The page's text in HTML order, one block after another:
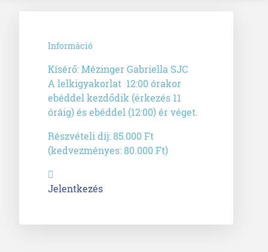
Információ
Kísérő: Mézinger Gabriella SJC
A lelkigyakorlat 12:00 órakor
ebéddel kezdődik (érkezés 11
óráig) és ebéddel (12:00) ér véget.
Részvételi díj: 85.000 Ft
(kedvezményes: 80.000 Ft)
Jelentkezés